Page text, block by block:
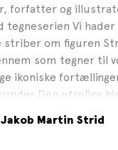
forfatter og
Vi hader
striber om figuren
som tegner til
ikoniske
Den utrolige
og bøgerne om Lille
Martin Strid